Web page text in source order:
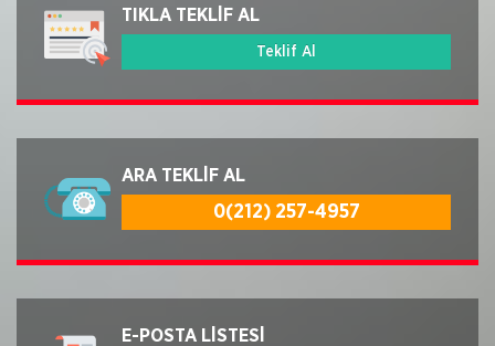
TIKLA TEKLİF AL
Teklif Al
ARA TEKLİF AL
0(212) 257-4957
E-POSTA LİSTESİ